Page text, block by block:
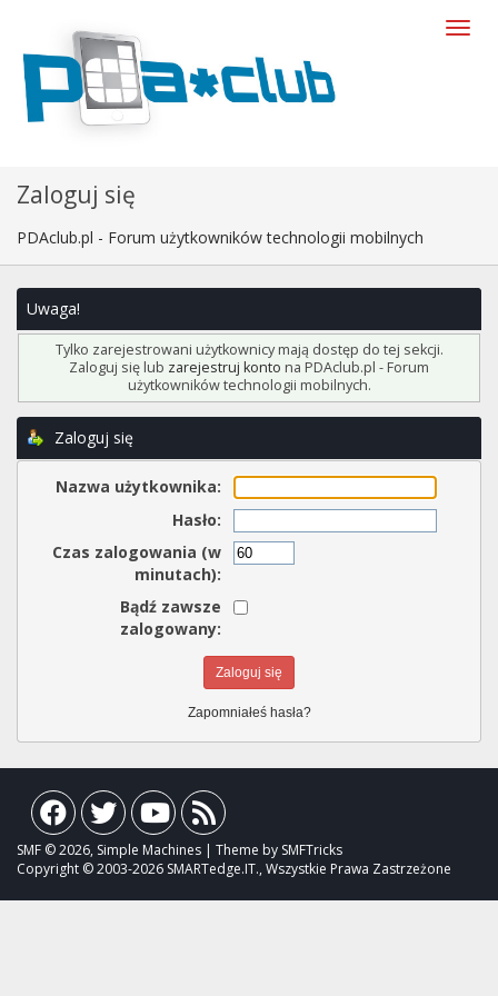
Zaloguj się
PDAclub.pl - Forum użytkowników technologii mobilnych
Uwaga!
Tylko zarejestrowani użytkownicy mają dostęp do tej sekcji.
Zaloguj się lub zarejestruj konto na PDAclub.pl - Forum
użytkowników technologii mobilnych.
Zaloguj się
Nazwa użytkownika:
Hasło:
Czas zalogowania (w
minutach):
Bądź zawsze
zalogowany:
Zapomniałeś hasła?
SMF © 2026, Simple Machines | Theme by SMFTricks
Copyright © 2003-2026 SMARTedge.IT., Wszystkie Prawa Zastrzeżone